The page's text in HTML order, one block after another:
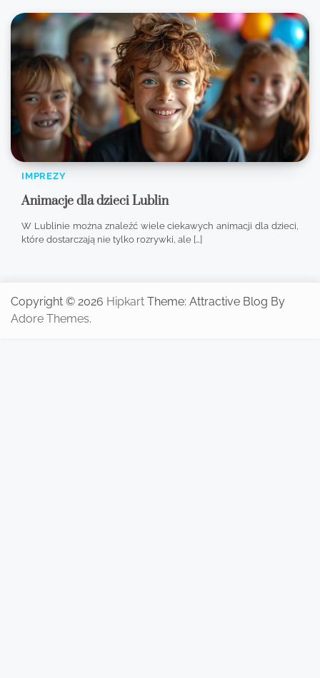
IMPREZY
Animacje dla dzieci Lublin
W Lublinie można znaleźć wiele ciekawych animacji dla dzieci,
które dostarczają nie tylko rozrywki, ale […]
Copyright © 2026 Hipkart Theme: Attractive Blog By
Adore Themes.